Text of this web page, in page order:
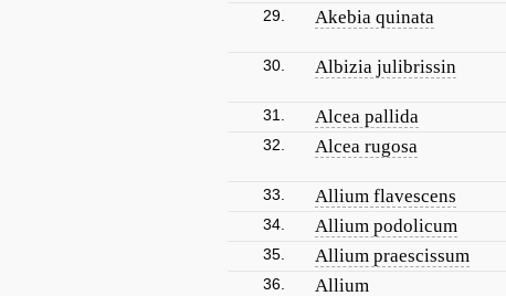
29.
Akebia quinata
30. Albizia julibrissin
31. Alcea pallida
32.
Alcea rugosa
33. Allium flavescens
34.
Allium podolicum
35.
Allium praescissum
36.
Allium